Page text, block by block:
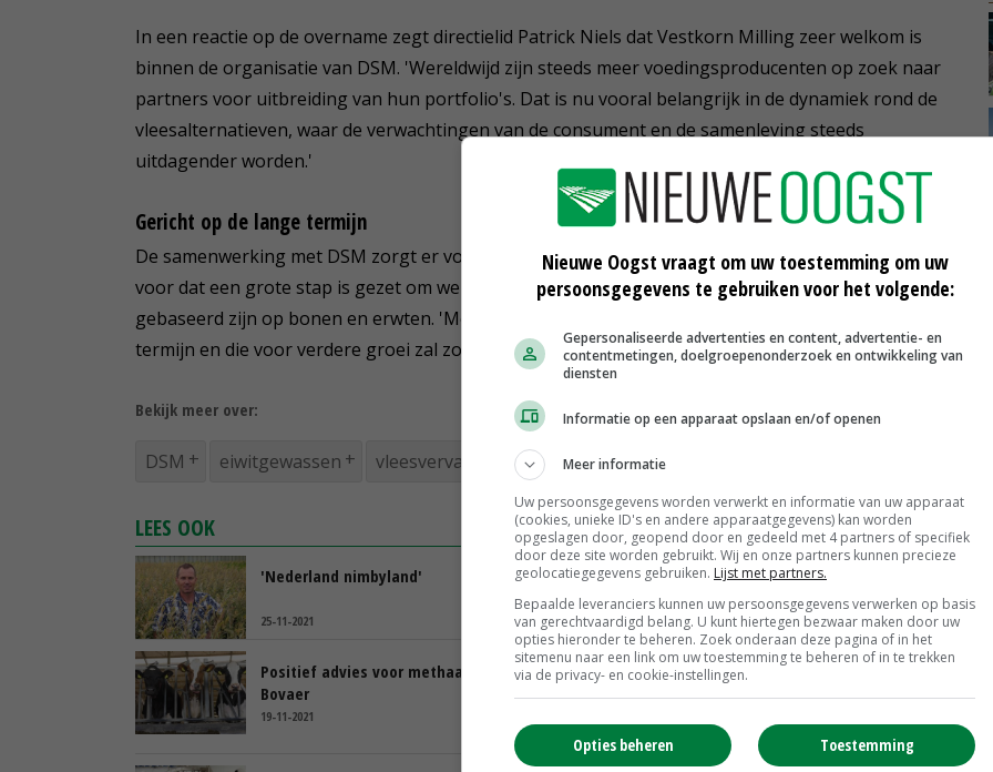
In een reactie op de overname zegt directielid Patrick Niels dat Vestkorn Milling zeer welkom is
binnen de organisatie van DSM. 'Wereldwijd zijn steeds meer voedingsproducenten op zoek naar
partners voor uitbreiding van hun portfolio's. Dat is nu vooral belangrijk in de dynamiek rond de
vleesalternatieven, waar de verwachtingen van de consument en de samenleving steeds
uitdagender worden.'
Gericht op de lange termijn
De samenwerking met DSM zorgt er volgens algemeen directeur Aslak Lie van Vestkorn Milling
voor dat een grote stap is gezet om wereldleider te worden op het gebied van eiwitingrediënten die
gebaseerd zijn op bonen en erwten. 'Met DSM hebben we een eigenaar die gericht is op de lange
termijn en die voor verdere groei zal zorgen.'
Bekijk meer over:
DSM eiwitgewassen vleesvervangers
LEES OOK
'Nederland nimbyland'
25-11-2021
Kennis bijspijkeren met cursus van
Talentoogst
20-11-2021
Positief advies voor methaanremmer
Bovaer
19-11-2021
Uitzendbureaus vervalsen
identiteitsdocumenten
17-11-2021
Nieuwe Oogst vraagt om uw toestemming om uw
persoonsgegevens te gebruiken voor het volgende:
Gepersonaliseerde advertenties en content, advertentie- en
contentmetingen, doelgroepenonderzoek en ontwikkeling van
diensten
Informatie op een apparaat opslaan en/of openen
Meer informatie
Uw persoonsgegevens worden verwerkt en informatie van uw apparaat
(cookies, unieke ID's en andere apparaatgegevens) kan worden
opgeslagen door, geopend door en gedeeld met 4 partners of specifiek
door deze site worden gebruikt. Wij en onze partners kunnen precieze
geolocatiegegevens gebruiken. Lijst met partners.
Bepaalde leveranciers kunnen uw persoonsgegevens verwerken op basis
van gerechtvaardigd belang. U kunt hiertegen bezwaar maken door uw
opties hieronder te beheren. Zoek onderaan deze pagina of in het
sitemenu naar een link om uw toestemming te beheren of in te trekken
via de privacy- en cookie-instellingen.
Toestemming
Opties beheren